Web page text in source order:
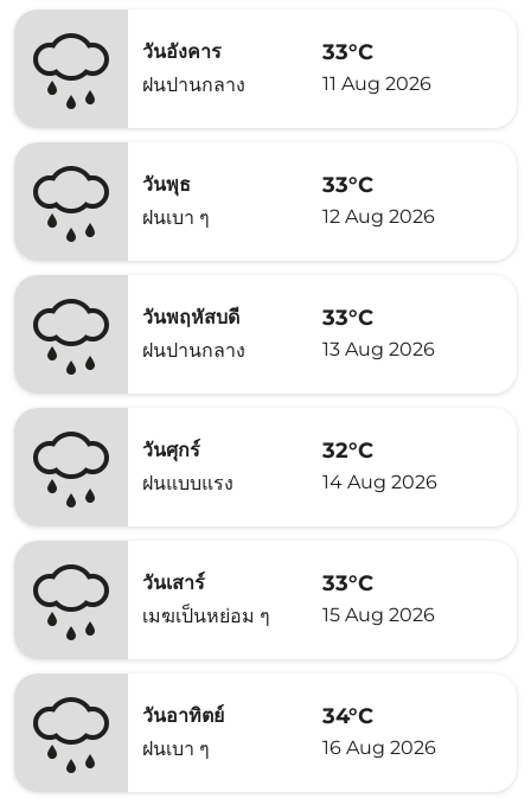
วันอังคาร
ฝนปานกลาง
33°C
11 Aug 2026
วันพุธ
ฝนเบา ๆ
33°C
12 Aug 2026
วันพฤหัสบดี
ฝนปานกลาง
33°C
13 Aug 2026
วันศุกร์
ฝนแบบแรง
32°C
14 Aug 2026
วันเสาร์
เมฆเป็นหย่อม ๆ
33°C
15 Aug 2026
วันอาทิตย์
ฝนเบา ๆ
34°C
16 Aug 2026